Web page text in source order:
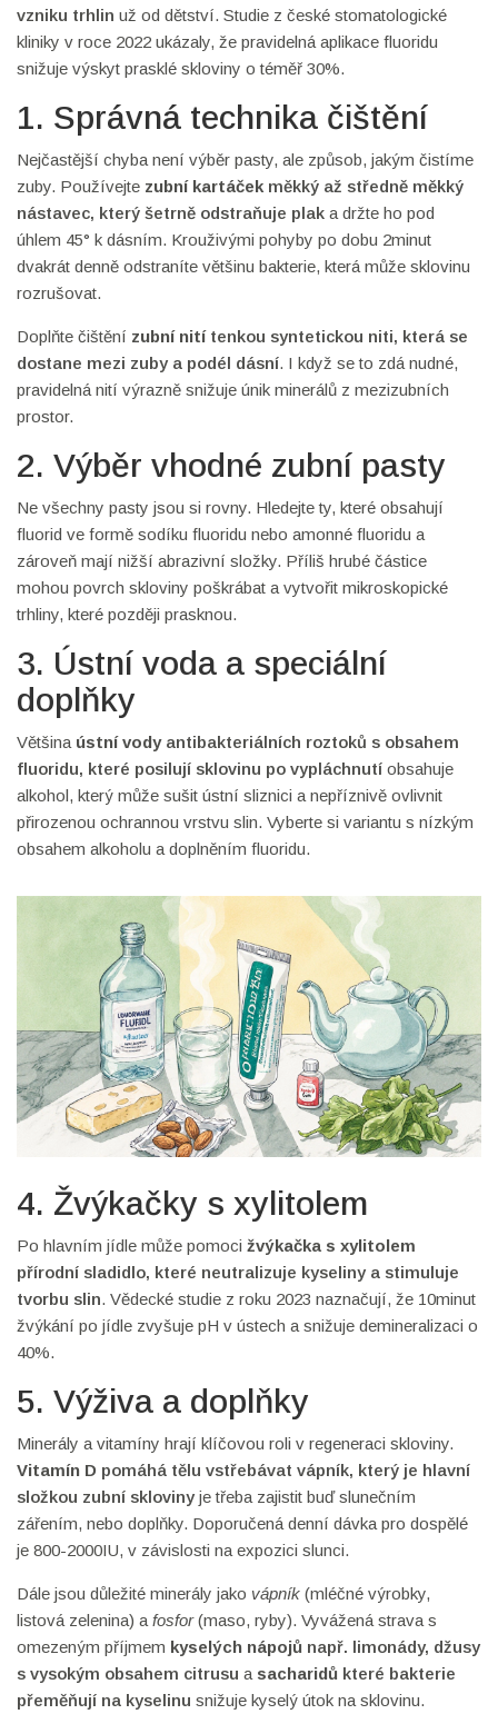
vzniku trhlin už od dětství. Studie z české stomatologické
kliniky v roce 2022 ukázaly, že pravidelná aplikace fluoridu
snižuje výskyt prasklé skloviny o téměř 30%.
1. Správná technika čištění
Nejčastější chyba není výběr pasty, ale způsob, jakým čistíme
zuby. Používejte zubní kartáček měkký až středně měkký
nástavec, který šetrně odstraňuje plak a držte ho pod
úhlem 45° k dásním. Krouživými pohyby po dobu 2minut
dvakrát denně odstraníte většinu bakterie, která může sklovinu
rozrušovat.
Doplňte čištění zubní nití tenkou syntetickou niti, která se
dostane mezi zuby a podél dásní. I když se to zdá nudné,
pravidelná nití výrazně snižuje únik minerálů z mezizubních
prostor.
2. Výběr vhodné zubní pasty
Ne všechny pasty jsou si rovny. Hledejte ty, které obsahují
fluorid ve formě sodíku fluoridu nebo amonné fluoridu a
zároveň mají nižší abrazivní složky. Příliš hrubé částice
mohou povrch skloviny poškrábat a vytvořit mikroskopické
trhliny, které později prasknou.
3. Ústní voda a speciální
doplňky
Většina ústní vody antibakteriálních roztoků s obsahem
fluoridu, které posilují sklovinu po vypláchnutí obsahuje
alkohol, který může sušit ústní sliznici a nepříznivě ovlivnit
přirozenou ochrannou vrstvu slin. Vyberte si variantu s nízkým
obsahem alkoholu a doplněním fluoridu.
4. Žvýkačky s xylitolem
Po hlavním jídle může pomoci žvýkačka s xylitolem
přírodní sladidlo, které neutralizuje kyseliny a stimuluje
tvorbu slin. Vědecké studie z roku 2023 naznačují, že 10minut
žvýkání po jídle zvyšuje pH v ústech a snižuje demineralizaci o
40%.
5. Výživa a doplňky
Minerály a vitamíny hrají klíčovou roli v regeneraci skloviny.
Vitamín D pomáhá tělu vstřebávat vápník, který je hlavní
složkou zubní skloviny je třeba zajistit buď slunečním
zářením, nebo doplňky. Doporučená denní dávka pro dospělé
je 800-2000IU, v závislosti na expozici slunci.
Dále jsou důležité minerály jako vápník (mléčné výrobky,
listová zelenina) a fosfor(maso, ryby). Vyvážená strava s
omezeným příjmem kyselých nápojů např. limonády, džusy
s vysokým obsahem citrusu a sacharidů které bakterie
přeměňují na kyselinu snižuje kyselý útok na sklovinu.